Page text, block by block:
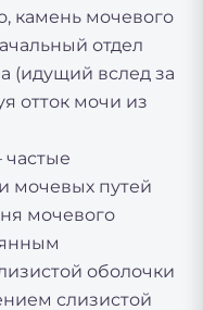
камень мочевого
отдел
(идущий вслед за
отток мочи из
частые
мочевых путей
мочевого
оболочки
слизистой